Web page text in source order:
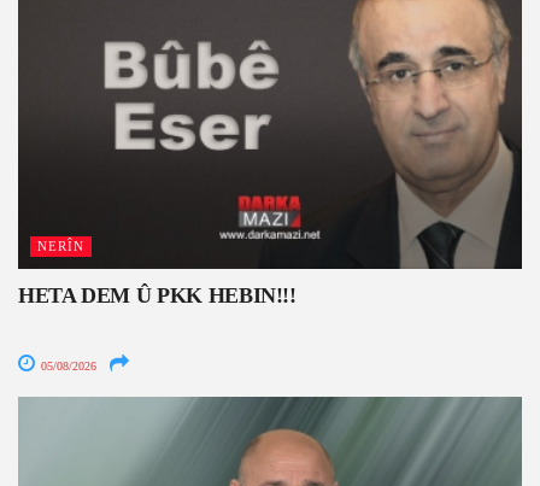
NERÎN
HETA DEM Û PKK HEBIN!!!
05/08/2026